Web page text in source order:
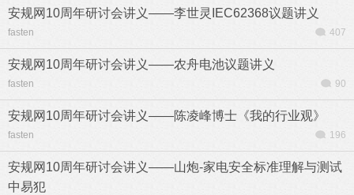
安规网10周年研讨会讲义——李世灵IEC62368议题讲义
fasten 407
安规网10周年研讨会讲义——农舟电池议题讲义
fasten 90
安规网10周年研讨会讲义——陈凌峰博士《我的行业观》
fasten 196
安规网10周年研讨会讲义——山炮-家电安全标准理解与测试
中易犯